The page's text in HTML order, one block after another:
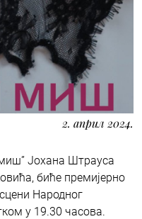
2. април 2024.
Јохана Штрауса
биће премијерно
Народног
у 19.30 часова.